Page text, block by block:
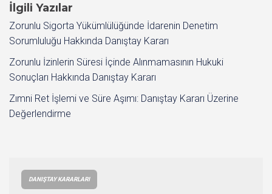
İlgili Yazılar
Zorunlu Sigorta Yükümlülüğünde İdarenin Denetim
Sorumluluğu Hakkında Danıştay Kararı
Zorunlu İzinlerin Süresi İçinde Alınmamasının Hukuki
Sonuçları Hakkında Danıştay Kararı
Zımni Ret İşlemi ve Süre Aşımı: Danıştay Kararı Üzerine
Değerlendirme
DANIŞTAY KARARLARI